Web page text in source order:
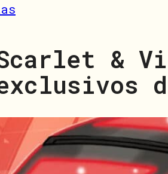
Scarlet &
exclusivos